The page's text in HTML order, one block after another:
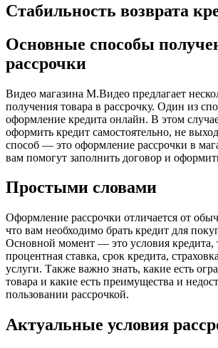
Стабильность возврата
Основные способы
рассрочки
Видео магазина М.Видео предлагает
получения товара в рассрочку. Один из
оформление кредита онлайн. В этом
оформить кредит самостоятельно, не
способ — это оформление рассрочки в
вам помогут заполнить договор и
Простыми словами
Оформление рассрочки отличается от
что вам необходимо брать кредит для
Основной момент — это условия кредита,
процентная ставка, срок кредита,
услуги. Также важно знать, какие есть
товара и какие есть преимущества и
пользовании рассрочкой.
Актуальные условия